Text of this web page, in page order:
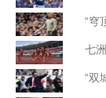
“穹
七
“双